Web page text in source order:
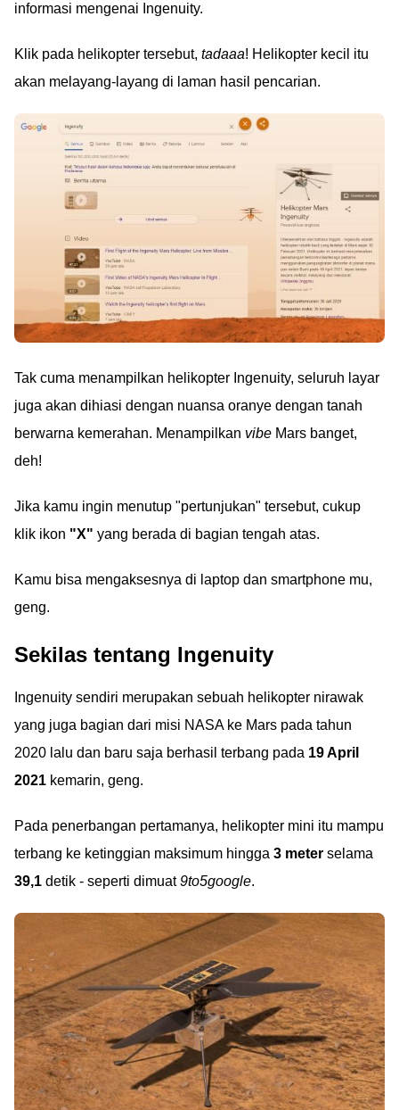
informasi mengenai Ingenuity.
Klik pada helikopter tersebut, tadaaa! Helikopter kecil itu
akan melayang-layang di laman hasil pencarian.
Tak cuma menampilkan helikopter Ingenuity, seluruh layar
juga akan dihiasi dengan nuansa oranye dengan tanah
berwarna kemerahan. Menampilkan vibe Mars banget,
deh!
Jika kamu ingin menutup "pertunjukan" tersebut, cukup
klik ikon "X" yang berada di bagian tengah atas.
Kamu bisa mengaksesnya di laptop dan smartphone mu,
geng.
Sekilas tentang Ingenuity
Ingenuity sendiri merupakan sebuah helikopter nirawak
yang juga bagian dari misi NASA ke Mars pada tahun
2020 lalu dan baru saja berhasil terbang pada 19 April
2021 kemarin, geng.
Pada penerbangan pertamanya, helikopter mini itu mampu
terbang ke ketinggian maksimum hingga 3 meter selama
39,1 detik - seperti dimuat9to5google.